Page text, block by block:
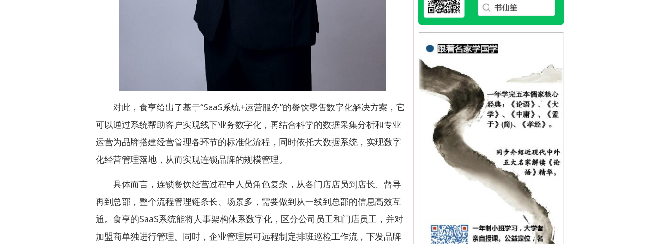
对此，食亨给出了基于“SaaS系统+运营服务”的餐饮零售数字化解决方案，它
可以通过系统帮助客户实现线下业务数字化，再结合科学的数据采集分析和专业
运营为品牌搭建经营管理各环节的标准化流程，同时依托大数据系统，实现数字
化经营管理落地，从而实现连锁品牌的规模管理。
具体而言，连锁餐饮经营过程中人员角色复杂，从各门店店员到店长、督导
再到总部，整个流程管理链条长、场景多，需要做到从一线到总部的信息高效互
通。食亨的SaaS系统能将人事架构体系数字化，区分公司员工和门店员工，并对
加盟商单独进行管理。同时，企业管理层可远程制定排班巡检工作流，下发品牌